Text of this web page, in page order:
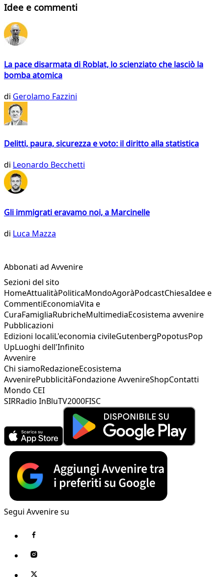
Idee e commenti
La pace disarmata di Roblat, lo scienziato che lasciò la
bomba atomica
di Gerolamo Fazzini
Delitti, paura, sicurezza e voto: il diritto alla statistica
di Leonardo Becchetti
Gli immigrati eravamo noi, a Marcinelle
di Luca Mazza
Abbonati ad Avvenire
Sezioni del sito
HomeAttualitàPoliticaMondoAgoràPodcastChiesaIdee e
CommentiEconomiaVita e
CuraFamigliaRubricheMultimediaEcosistema avvenire
Pubblicazioni
Edizioni localiL'economia civileGutenbergPopotusPop
UpLuoghi dell'Infinito
Avvenire
Chi siamoRedazioneEcosistema
AvvenirePubblicitàFondazione AvvenireShopContatti
Mondo CEI
SIRRadio InBluTV2000FISC
Segui Avvenire su